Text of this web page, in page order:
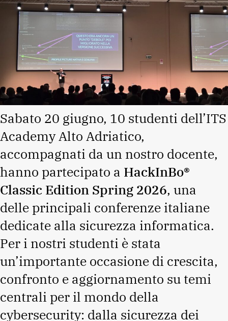
Sabato 20 giugno, 10 studenti dell’ITS
Academy Alto Adriatico,
accompagnati da un nostro docente,
hanno partecipato a HackInBo®
Classic Edition Spring 2026, una
delle principali conferenze italiane
dedicate alla sicurezza informatica.
Per i nostri studenti è stata
un’importante occasione di crescita,
confronto e aggiornamento su temi
centrali per il mondo della
cybersecurity: dalla sicurezza dei